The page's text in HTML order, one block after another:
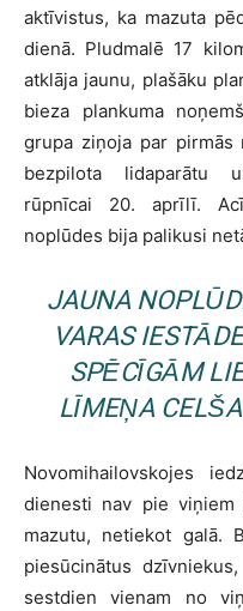
aktīvistus, ka mazuta
dienā. Pludmalē 17
atklāja jaunu, plašāku
bieza plankuma
grupa ziņoja par
bezpilota lidaparātu
rūpnīcai 20. aprīlī.
noplūdes bija palikusi
JAUNA
VARAS
SPĒCĪGĀM
LĪMEŅA
Novomihailovskojes
dienesti nav pie
mazutu, netiekot galā.
piesūcinātus
sestdien vienam no